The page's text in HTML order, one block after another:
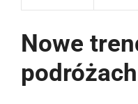
Nowe